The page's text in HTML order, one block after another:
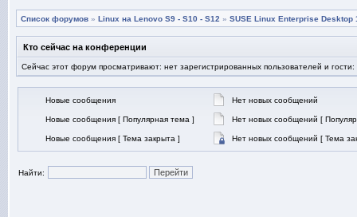
Список форумов » Linux на Lenovo S9 - S10 - S12 » SUSE Linux Enterprise Desktop
Кто сейчас на конференции
Сейчас этот форум просматривают: нет зарегистрированных пользователей и гости:
Новые сообщения Нет новых сообщений
Новые сообщения [ Популярная тема ] Нет новых сообщений [
Новые сообщения [ Тема закрыта ] Нет новых сообщений [ Тема
Найти: